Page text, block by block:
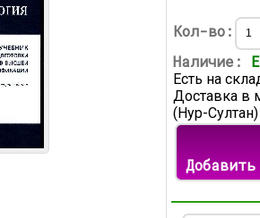
Кол-во:
Наличие:
Есть на
Доставка в
(Нур-